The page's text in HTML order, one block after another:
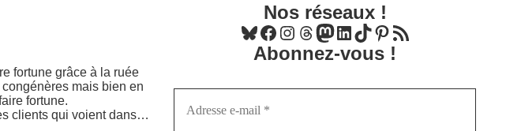
fortune grâce à la ruée
mais bien en
fortune.
clients qui voient dans…
Nos réseaux !
Bluesky Facebook Instagram Threads Mastodon LinkedIn TikTok Pinterest
Flux RSS
Abonnez-vous !